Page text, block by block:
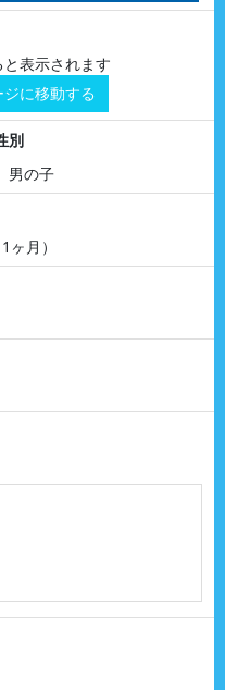
表示されます
に移動する
別
男の子
月）